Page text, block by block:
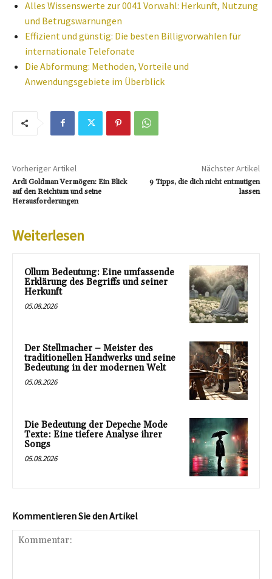
Alles Wissenswerte zur 0041 Vorwahl: Herkunft, Nutzung
und Betrugswarnungen
Effizient und günstig: Die besten Billigvorwahlen für
internationale Telefonate
Die Abformung: Methoden, Vorteile und
Anwendungsgebiete im Überblick
Vorheriger Artikel
Ardi Goldman Vermögen: Ein Blick
auf den Reichtum und seine
Herausforderungen
Nächster Artikel
9 Tipps, die dich nicht entmutigen
lassen
Weiterlesen
Ollum Bedeutung: Eine umfassende
Erklärung des Begriffs und seiner
Herkunft
05.08.2026
Der Stellmacher – Meister des
traditionellen Handwerks und seine
Bedeutung in der modernen Welt
05.08.2026
Die Bedeutung der Depeche Mode
Texte: Eine tiefere Analyse ihrer
Songs
05.08.2026
Kommentieren Sie den Artikel